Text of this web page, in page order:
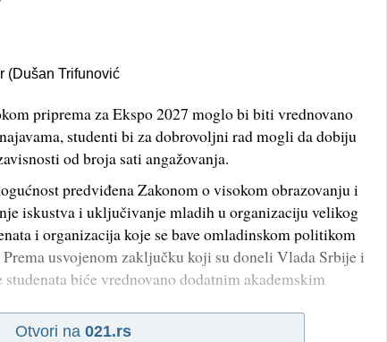
(Dušan Trifunović
priprema za Ekspo 2027 moglo bi biti vrednovano
studenti bi za dobrovoljni rad mogli da dobiju
od broja sati angažovanja.
predviđena Zakonom o visokom obrazovanju i
iskustva i uključivanje mladih u organizaciju velikog
i organizacija koje se bave omladinskom politikom
usvojenom zaključku koji su doneli Vlada Srbije i
biće vrednovano dodatnim akademskim
Otvori na 021.rs